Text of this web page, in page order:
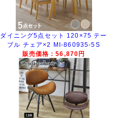
ダイニング5点セット 120×75 テー
ブル チェア×2 MI-860935-5S
販売価格：56,870円